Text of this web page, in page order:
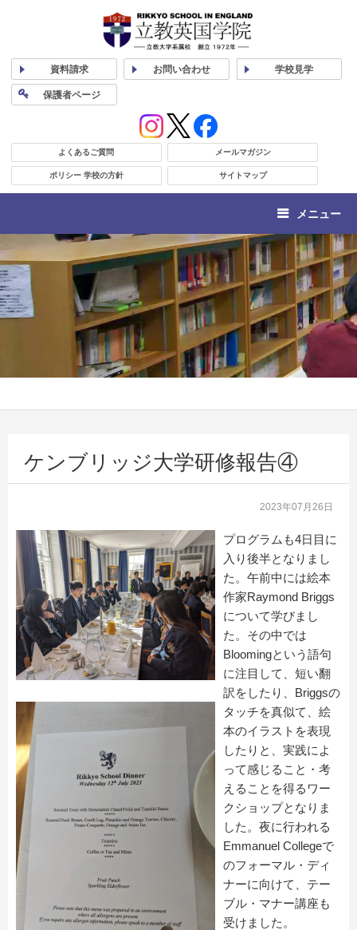
資料請求 お問い合わせ 学校見学
保護者ページ
よくあるご質問 メールマガジン
ポリシー 学校の方針 サイトマップ
メニュー
ケンブリッジ大学研修報告④
2023年07月26日
プログラムも4日目に
入り後半となりまし
た。午前中には絵本
作家Raymond Briggs
について学びまし
た。その中では
Bloomingという語句
に注目して、短い翻
訳をしたり、Briggsの
タッチを真似て、絵
本のイラストを表現
したりと、実践によ
って感じること・考
えることを得るワー
クショップとなりま
した。夜に行われる
Emmanuel Collegeで
のフォーマル・ディ
ナーに向けて、テー
ブル・マナー講座も
受けました。